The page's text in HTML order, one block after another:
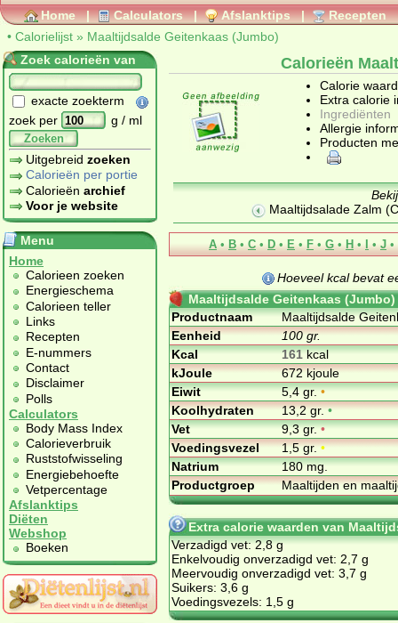
Home | Calculators | Afslanktips | Recepten
• Calorielijst » Maaltijdsalde Geitenkaas (Jumbo)
Zoek calorieën van
exacte zoekterm
zoek per
g / ml
Zoeken
Uitgebreid zoeken
Calorieën per portie
Calorieën archief
Voor je website
Menu
Home
Calorieen zoeken
Energieschema
Calorieen teller
Links
Recepten
E-nummers
Contact
Disclaimer
Polls
Calculators
Body Mass Index
Calorieverbruik
Ruststofwisseling
Energiebehoefte
Vetpercentage
Afslanktips
Diëten
Webshop
Boeken
Calorieën
Calorie
Extra calorie
Ingrediënten
Allergie
Producten
Maaltijdsalade Zalm
A • B • C • D • E • F • G • H • I • J •
Hoeveel kcal bevat
Maaltijdsalde Geitenkaas (Jumbo)
Productnaam
Maaltijdsalde
Eenheid
100 gr.
Kcal
161kcal
kJoule
672 kjoule
Eiwit
5,4 gr.•
Koolhydraten
13,2 gr.•
Vet
9,3 gr.•
Voedingsvezel
1,5 gr.•
Natrium
180 mg.
Productgroep
Maaltijden en
Extra calorie waarden van
Verzadigd vet: 2,8 g
Enkelvoudig onverzadigd vet: 2,7 g
Meervoudig onverzadigd vet: 3,7 g
Suikers: 3,6 g
Voedingsvezels: 1,5 g